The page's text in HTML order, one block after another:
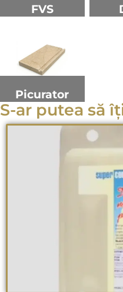
FVS
Picurator
S-ar putea să